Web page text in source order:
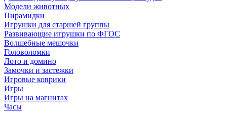
Модели животных
Пирамидки
Игрушки для старшей группы
Развивающие игрушки по ФГОС
Волшебные мешочки
Головоломки
Лото и домино
Замочки и застежки
Игровые коврики
Игры
Игры на магнитах
Часы